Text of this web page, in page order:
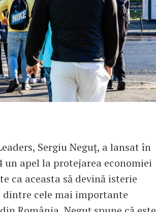
Sergiu Neguț, a lansat în
un apel la protejarea economiei
ca aceasta să devină isterie
dintre cele mai importante